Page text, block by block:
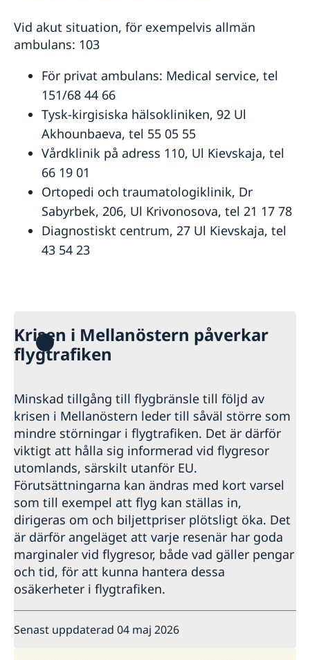
Vid akut situation, för exempelvis allmän
ambulans: 103
För privat ambulans: Medical service, tel
151/68 44 66
Tysk-kirgisiska hälsokliniken, 92 Ul
Akhounbaeva, tel 55 05 55
Vårdklinik på adress 110, Ul Kievskaja, tel
66 19 01
Ortopedi och traumatologiklinik, Dr
Sabyrbek, 206, Ul Krivonosova, tel 21 17 78
Diagnostiskt centrum, 27 Ul Kievskaja, tel
43 54 23
Krisen i Mellanöstern påverkar
flygtrafiken
Minskad tillgång till flygbränsle till följd av
krisen i Mellanöstern leder till såväl större som
mindre störningar i flygtrafiken. Det är därför
viktigt att hålla sig informerad vid flygresor
utomlands, särskilt utanför EU.
Förutsättningarna kan ändras med kort varsel
som till exempel att flyg kan ställas in,
dirigeras om och biljettpriser plötsligt öka. Det
är därför angeläget att varje resenär har goda
marginaler vid flygresor, både vad gäller pengar
och tid, för att kunna hantera dessa
osäkerheter i flygtrafiken.
Senast uppdaterad 04 maj 2026